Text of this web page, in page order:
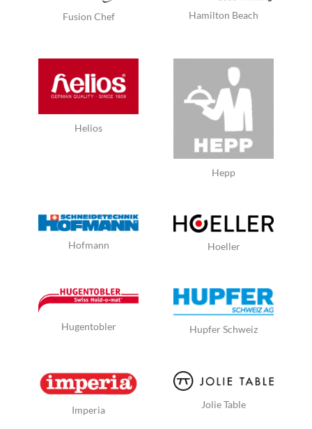
Fusion Chef Hamilton Beach
Helios
Hepp
Hofmann Hoeller
Hugentobler Hupfer Schweiz
Imperia Jolie Table